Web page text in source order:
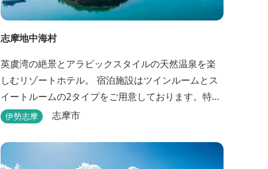
志摩地中海村
英虞湾の絶景とアラビックスタイルの天然温泉を楽
しむリゾートホテル。 宿泊施設はツインルームとス
イートルームの2タイプをご用意しております。特に
スイートルームは一戸建ての別荘を客室としてリニ
が自慢です！ スペイン１ツ星レストランと提携した
レストランでのお食事も楽しみのひとつです。 ま
伊勢志摩 志摩市